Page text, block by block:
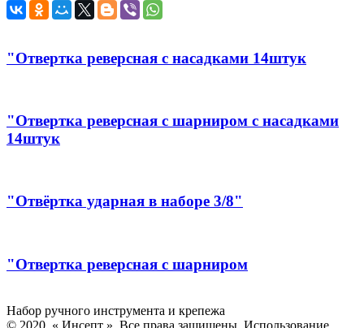
"Отвертка реверсная с насадками 14штук
"Отвертка реверсная с шарниром с насадками
14штук
"Отвёртка ударная в наборе 3/8"
"Отвертка реверсная с шарниром
Набор ручного инструмента и крепежа
© 2020, « Инсепт ». Все права защищены. Использование